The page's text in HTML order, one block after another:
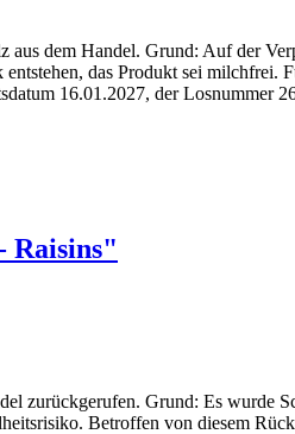
dem Handel. Grund: Auf der
das Produkt sei milchfrei.
16.01.2027, der
Raisins"
zurückgerufen. Grund: Es wurde
Betroffen von diesem